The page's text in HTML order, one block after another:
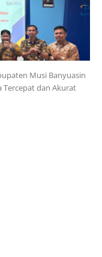
Musi Banyuasin
Tercepat dan Akurat